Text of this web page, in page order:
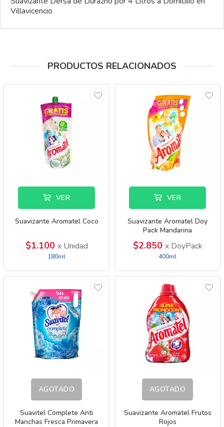
Villavicencio
PRODUCTOS RELACIONADOS
VER
Suavizante Aromatel Coco
$1.100 x Unidad
180ml
VER
Suavizante Aromatel Doy
Pack Mandarina
$2.850 x DoyPack
400ml
AGOTADO
Suavitel Complete Anti
Manchas Fresca Primavera
AGOTADO
Suavizante Aromatel Frutos
Rojos